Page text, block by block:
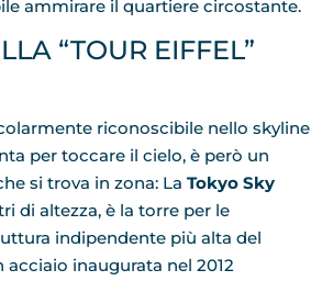
ammirare il quartiere circostante.
“TOUR EIFFEL”
riconoscibile nello skyline
per toccare il cielo, è però un
si trova in zona: La Tokyo Sky
di altezza, è la torre per le
indipendente più alta del
inaugurata nel 2012